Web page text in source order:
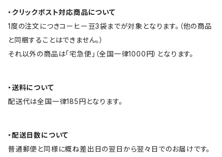
・クリックポスト対応商品について
1度の注文につきコーヒー豆3袋までが対象となります。（他の商品
と同梱することはできません。）
それ以外の商品は「宅急便」（全国一律1000円）となります。
・送料について
配送代は全国一律185円となります。
・配送日数について
普通郵便と同様に概ね差出日の翌日から翌々日でのお届けです。